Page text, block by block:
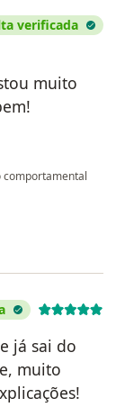
verificada
muito
comportamental
já sai do
muito